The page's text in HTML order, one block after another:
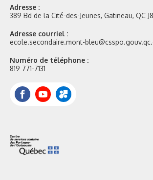
Adresse :
389 Bd de la Cité-des-Jeunes, Gatineau, QC
Adresse courriel :
ecole.secondaire.mont-
Numéro de téléphone :
819 771-7131
FacebookYouTube
Portail
Mozaik